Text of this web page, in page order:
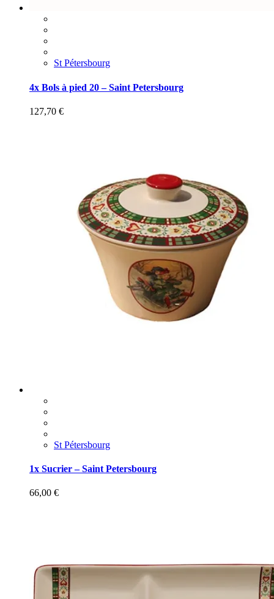
St Pétersbourg
4x Bols à pied 20 – Saint Petersbourg
127,70 €
St Pétersbourg
1x Sucrier – Saint Petersbourg
66,00 €